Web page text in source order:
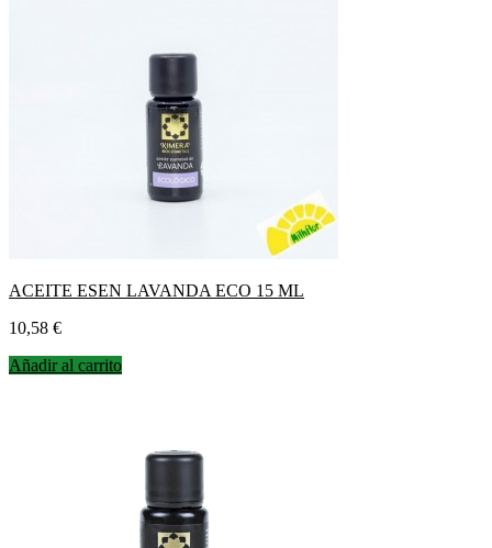
ACEITE ESEN LAVANDA ECO 15 ML
Precio
10,58 €
Añadir al carrito